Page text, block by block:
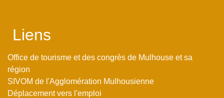
Liens
Office de tourisme et des congrès de Mulhouse et sa
région
SIVOM de l'Agglomération Mulhousienne
Déplacement vers l'emploi